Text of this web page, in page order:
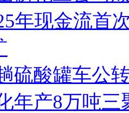
年现金流首
硫酸罐车公
年产8万吨